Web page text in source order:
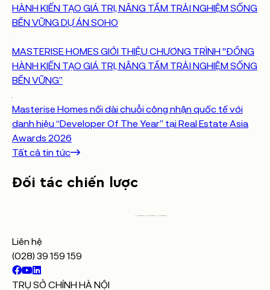
HÀNH KIẾN TẠO GIÁ TRỊ, NÂNG TẦM TRẢI NGHIỆM SỐNG
BỀN VỮNG DỰ ÁN SOHO
MASTERISE HOMES GIỚI THIỆU CHƯƠNG TRÌNH "ĐỒNG
HÀNH KIẾN TẠO GIÁ TRỊ, NÂNG TẦM TRẢI NGHIỆM SỐNG
BỀN VỮNG”
Masterise Homes nối dài chuỗi công nhận quốc tế với
danh hiệu “Developer Of The Year” tại Real Estate Asia
Awards 2026
Tất cả tin tức
Đối tác chiến lược
Liên hệ
(028) 39 159 159
TRỤ SỞ CHÍNH HÀ NỘI